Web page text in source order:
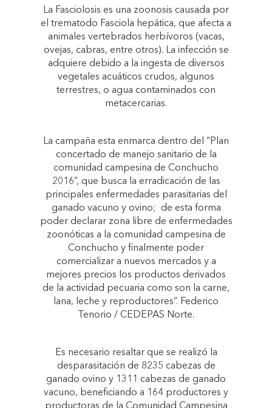
La Fasciolosis es una zoonosis causada por
el trematodo Fasciola hepática, que afecta a
animales vertebrados herbívoros (vacas,
ovejas, cabras, entre otros). La infección se
adquiere debido a la ingesta de diversos
vegetales acuáticos crudos, algunos
terrestres, o agua contaminados con
metacercarias.
La campaña esta enmarca dentro del “Plan
concertado de manejo sanitario de la
comunidad campesina de Conchucho
2016”, que busca la erradicación de las
principales enfermedades parasitarias del
ganado vacuno y ovino; de esta forma
poder declarar zona libre de enfermedades
zoonóticas a la comunidad campesina de
Conchucho y finalmente poder
comercializar a nuevos mercados y a
mejores precios los productos derivados
de la actividad pecuaria como son la carne,
lana, leche y reproductores”. Federico
Tenorio / CEDEPAS Norte.
Es necesario resaltar que se realizó la
desparasitación de 8235 cabezas de
ganado ovino y 1311 cabezas de ganado
vacuno, beneficiando a 164 productores y
productoras de la Comunidad Campesina